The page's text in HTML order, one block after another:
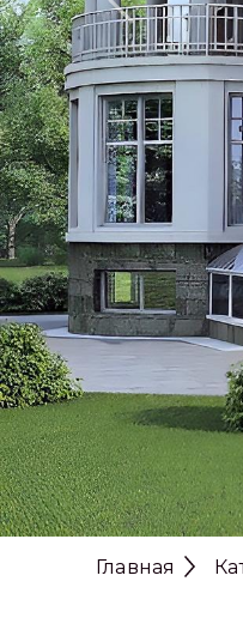
Previous
Главная